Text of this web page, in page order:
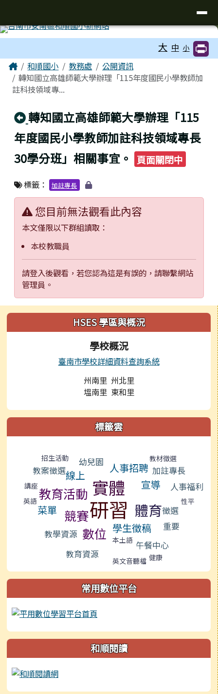
大 中 小
主內容區域
Home和順國小 教務處
公開資訊
轉知國立高雄師範大學辦理「115年度國民小學教師加
註科技領域專...
回上頁
轉知國立高雄師範大學辦理「115
年度國民小學教師加註科技領域專長
30學分班」相關事宜。
頁面關閉中
標籤： 加註專長
您目前無法觀看此內容
本文僅限以下群組讀取：
本校教職員
請登入後觀看，若您認為這是有誤的，請聯繫網站
管理員。
左邊區域內容HSES 學區與概況
學校概況
臺南市學校詳細資料查詢系統
州南里 州北里
塭南里 東和里
標籤雲
招生活動 教材徵選
教案徵選
幼兒園
線上
人事招聘 加註專長
講座教育活動 實體 宣導 人事福利
英語
菜單 研習
競賽 體育徵選
性平
教學資源 數位 學生徵稿 重要
本土語
教育資源
午餐中心
英文音聽檔 健康
常用數位平台
和順閱讀
頁尾區域